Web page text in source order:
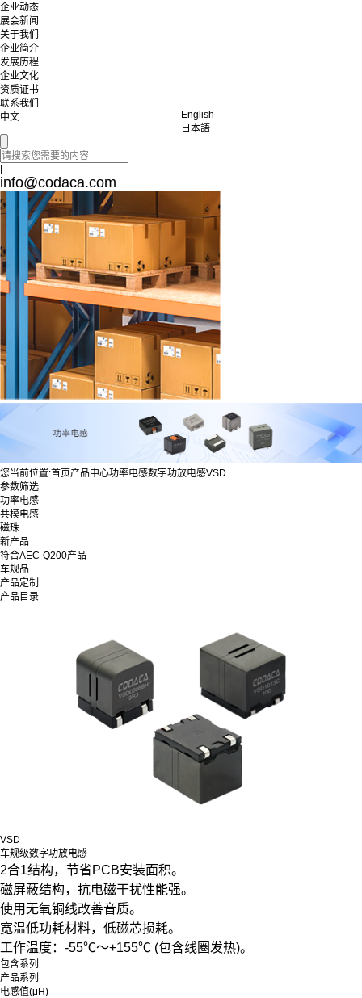
企业动态
展会新闻
关于我们
企业简介
发展历程
企业文化
资质证书
联系我们
中文
English
日本語
|
info@codaca.com
您当前位置:首页产品中心功率电感数字功放电感VSD
参数筛选
功率电感
共模电感
磁珠
新产品
符合AEC-Q200产品
车规品
产品定制
产品目录
VSD
车规级数字功放电感
2合1结构，节省PCB安装面积。
磁屏蔽结构，抗电磁干扰性能强。
使用无氧铜线改善音质。
宽温低功耗材料，低磁芯损耗。
工作温度：-55℃～+155℃ (包含线圈发热)。
包含系列
产品系列
电感值(μH)